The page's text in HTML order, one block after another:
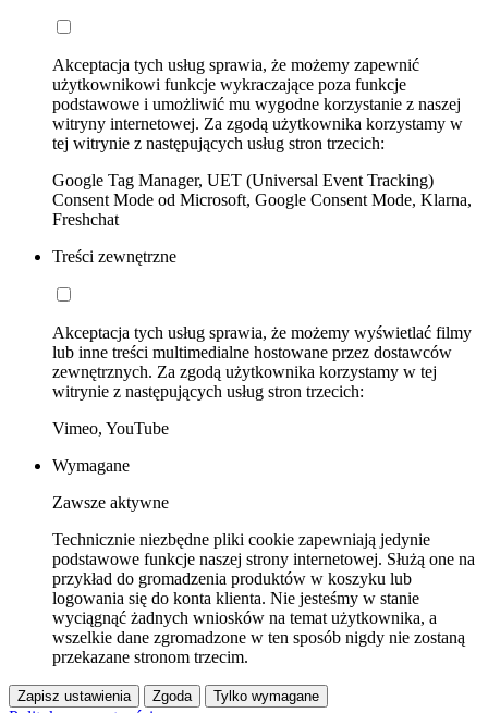
Akceptacja tych usług sprawia, że możemy zapewnić
użytkownikowi funkcje wykraczające poza funkcje
podstawowe i umożliwić mu wygodne korzystanie z naszej
witryny internetowej. Za zgodą użytkownika korzystamy w
tej witrynie z następujących usług stron trzecich:
Google Tag Manager, UET (Universal Event Tracking)
Consent Mode od Microsoft, Google Consent Mode, Klarna,
Freshchat
Treści zewnętrzne
Akceptacja tych usług sprawia, że możemy wyświetlać filmy
lub inne treści multimedialne hostowane przez dostawców
zewnętrznych. Za zgodą użytkownika korzystamy w tej
witrynie z następujących usług stron trzecich:
Vimeo, YouTube
Wymagane
Zawsze aktywne
Technicznie niezbędne pliki cookie zapewniają jedynie
podstawowe funkcje naszej strony internetowej. Służą one na
przykład do gromadzenia produktów w koszyku lub
logowania się do konta klienta. Nie jesteśmy w stanie
wyciągnąć żadnych wniosków na temat użytkownika, a
wszelkie dane zgromadzone w ten sposób nigdy nie zostaną
przekazane stronom trzecim.
Zapisz ustawienia Zgoda Tylko wymagane